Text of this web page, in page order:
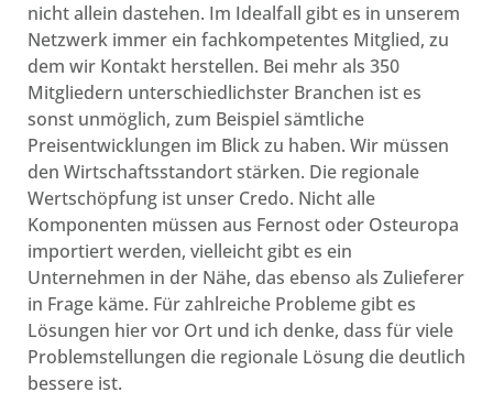
nicht allein dastehen. Im Idealfall gibt es in unserem
Netzwerk immer ein fachkompetentes Mitglied, zu
dem wir Kontakt herstellen. Bei mehr als 350
Mitgliedern unterschiedlichster Branchen ist es
sonst unmöglich, zum Beispiel sämtliche
Preisentwicklungen im Blick zu haben. Wir müssen
den Wirtschaftsstandort stärken. Die regionale
Wertschöpfung ist unser Credo. Nicht alle
Komponenten müssen aus Fernost oder Osteuropa
importiert werden, vielleicht gibt es ein
Unternehmen in der Nähe, das ebenso als Zulieferer
in Frage käme. Für zahlreiche Probleme gibt es
Lösungen hier vor Ort und ich denke, dass für viele
Problemstellungen die regionale Lösung die deutlich
bessere ist.